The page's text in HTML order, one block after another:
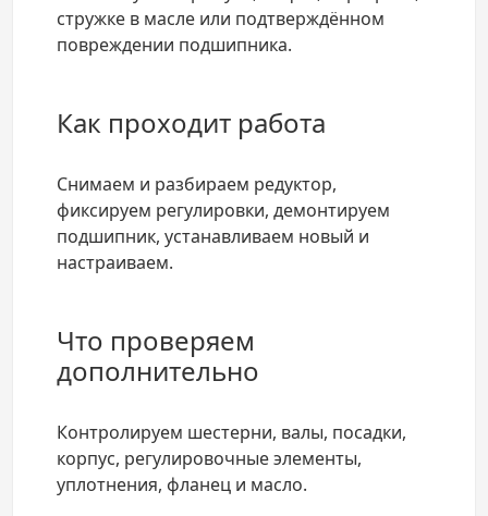
стружке в масле или подтверждённом
повреждении подшипника.
Как проходит работа
Снимаем и разбираем редуктор,
фиксируем регулировки, демонтируем
подшипник, устанавливаем новый и
настраиваем.
Что проверяем
дополнительно
Контролируем шестерни, валы, посадки,
корпус, регулировочные элементы,
уплотнения, фланец и масло.